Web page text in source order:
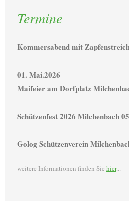
Termine
Kommersabend mit
01. Mai.2026
Maifeier am Dorfplatz
Schützenfest 2026 Milchenbach
Golog Schützenverein
weitere Informationen finden Sie hier...